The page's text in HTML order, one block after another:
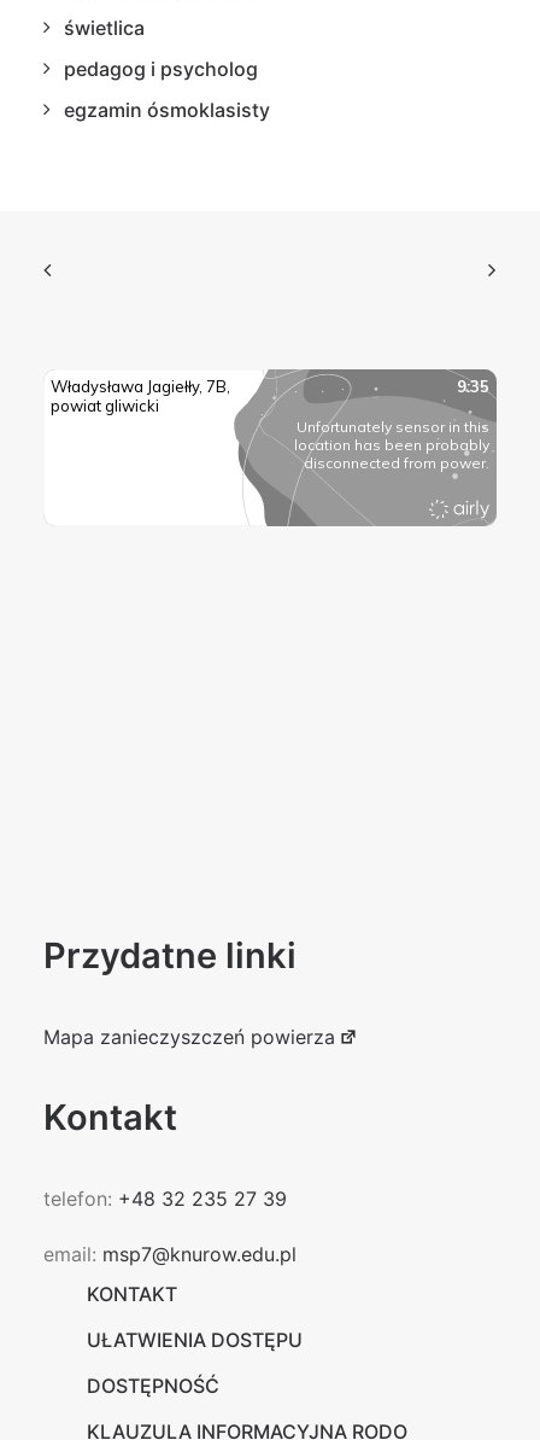
świetlica
pedagog i psycholog
egzamin ósmoklasisty
Przydatne linki
Mapa zanieczyszczeń powierza
Kontakt
telefon: +48 32 235 27 39
email: msp7@knurow.edu.pl
KONTAKT
UŁATWIENIA DOSTĘPU
DOSTĘPNOŚĆ
KLAUZULA INFORMACYJNA RODO